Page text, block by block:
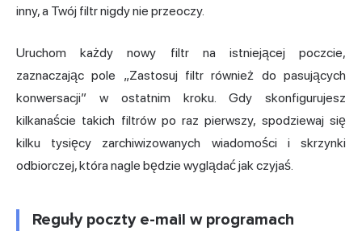
inny, a Twój filtr nigdy nie przeoczy.
Uruchom każdy nowy filtr na istniejącej poczcie,
zaznaczając pole „Zastosuj filtr również do pasujących
konwersacji” w ostatnim kroku. Gdy skonfigurujesz
kilkanaście takich filtrów po raz pierwszy, spodziewaj się
kilku tysięcy zarchiwizowanych wiadomości i skrzynki
odbiorczej, która nagle będzie wyglądać jak czyjaś.
Reguły poczty e-mail w programach